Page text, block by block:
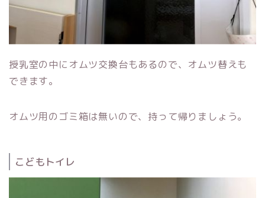
授乳室の中にオムツ交換台もあるので、オムツ替えも
できます。
オムツ用のゴミ箱は無いので、持って帰りましょう。
こどもトイレ